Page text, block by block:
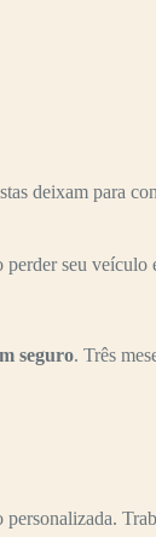
deixam para
seu veículo
seguro. Três